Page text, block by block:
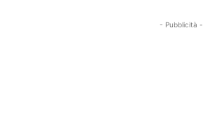
- Pubblicità -